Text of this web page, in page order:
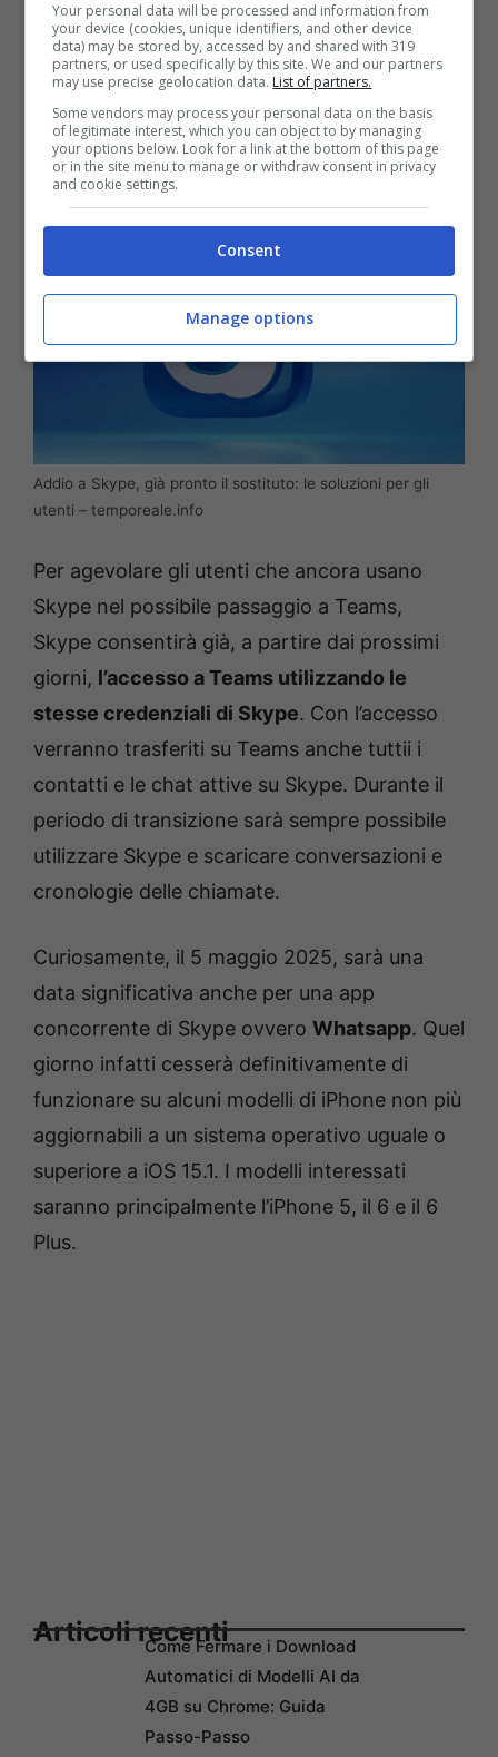
strumento che, già nella sua versione
gratuita, mette a disposizione degli utenti
tutte le funzionalità utilizzate
precedentemente su Skype.
Addio a Skype, già pronto il sostituto: le soluzioni per gli
utenti – temporeale.info
Per agevolare gli utenti che ancora usano
Skype nel possibile passaggio a Teams,
Skype consentirà già, a partire dai prossimi
giorni, l’accesso a Teams utilizzando le
stesse credenziali di Skype. Con l’accesso
verranno trasferiti su Teams anche tuttii i
contatti e le chat attive su Skype. Durante il
periodo di transizione sarà sempre possibile
utilizzare Skype e scaricare conversazioni e
cronologie delle chiamate.
Curiosamente, il 5 maggio 2025, sarà una
data significativa anche per una app
concorrente di Skype ovvero Whatsapp. Quel
giorno infatti cesserà definitivamente di
funzionare su alcuni modelli di iPhone non più
aggiornabili a un sistema operativo uguale o
superiore a iOS 15.1. I modelli interessati
saranno principalmente l’iPhone 5, il 6 e il 6
Plus.
Articoli recentiCome Fermare i Download
Automatici di Modelli AI da
4GB su Chrome: Guida
Passo-Passo
Your personal data will be processed and information from
your device (cookies, unique identifiers, and other device
data) may be stored by, accessed by and shared with 319
partners, or used specifically by this site. We and our partners
may use precise geolocation data. List of partners.
Some vendors may process your personal data on the basis
of legitimate interest, which you can object to by managing
your options below. Look for a link at the bottom of this page
or in the site menu to manage or withdraw consent in privacy
and cookie settings.
Consent
Manage options